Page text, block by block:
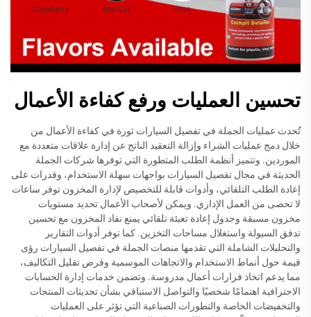
تحسين العمليات ورفع كفاءة الأعمال
تُحدث عمليات الجملة في تفصيل السيارات ثورة في كفاءة الأعمال من
خلال دمج عمليات الشراء وإزالة التعقيد الناتج عن إدارة علاقات متعددة مع
الموردين. وتتميز أنظمة الطلب المتطورة التي توفرها شركات الجملة
الحديثة في مجال تفصيل السيارات بواجهات سهلة الاستخدام، وقدرات على
إعادة الطلب التلقائي، وأدوات قابلة للتخصيص لإدارة المخزون توفر ساعات
لا تحصى من العمل الإداري. ويمكن لأصحاب الأعمال تحديد مستويات
مخزون مسبقة وجدول إعادة تعبئة تلقائي يمنع نفاد المخزون مع تحسين
تدفق السيولة واستغلال مساحات التخزين. كما توفر أدوات التقارير
والتحليلات الشاملة التي تقدمها منصات الجملة في تفصيل السيارات رؤى
قيمة حول أنماط الاستخدام والاتجاهات الموسمية وفرص تقليل التكاليف،
مما يدعم اتخاذ قرارات أعمال مدروسة. وتضمن خدمات إدارة الحسابات
الاحترافية اهتمامًا شخصيًا والتواصل الاستباقي بشأن تحديثات المنتجات
والتخفيضات الخاصة والتطورات الصناعية التي تؤثر على العمليات